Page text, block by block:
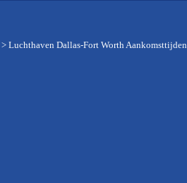
> Luchthaven Dallas-Fort Worth Aankomsttijden